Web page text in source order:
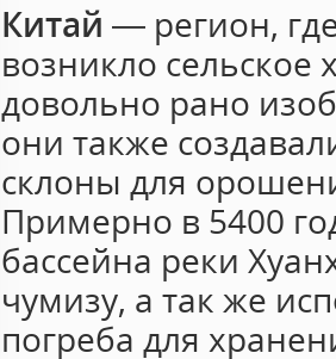
Китай ― регион,
возникло сельское
довольно рано
они также
склоны для
Примерно в 5400
бассейна реки
чумизу, а так же
погреба для